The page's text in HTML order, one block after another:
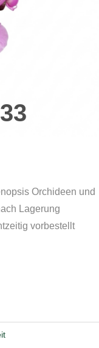
Orchideen und
Lagerung
vorbestellt